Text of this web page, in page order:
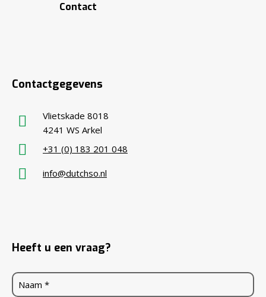
Contact
Contactgegevens
Vlietskade 8018
4241 WS Arkel
+31 (0) 183 201 048
info@dutchso.nl
Heeft u een vraag?